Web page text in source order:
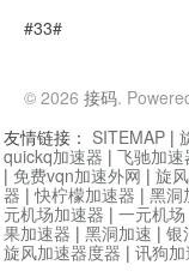
#33#
© 2026 接码.
友情链接： SITEMAP |
quickq加速器 | 飞驰加速
| 免费vqn加速外网 | 旋
器 |快柠檬加速器 | 黑洞
元机场加速器 | 一元机场
果加速器 | 黑洞加速 | 银
旋风加速器度器 | 讯狗